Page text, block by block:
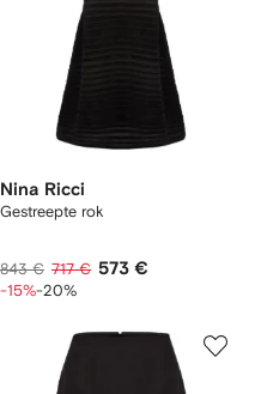
Nina Ricci
Gestreepte rok
843 € 717 € 573 €
-15%-20%